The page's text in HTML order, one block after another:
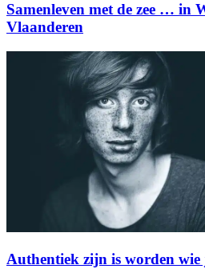
Samenleven met de zee … in
Vlaanderen
Authentiek zijn is worden wie